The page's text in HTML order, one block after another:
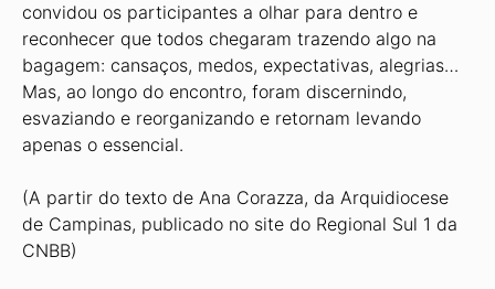
convidou os participantes a olhar para dentro e
reconhecer que todos chegaram trazendo algo na
bagagem: cansaços, medos, expectativas, alegrias…
Mas, ao longo do encontro, foram discernindo,
esvaziando e reorganizando e retornam levando
apenas o essencial.
(A partir do texto de Ana Corazza, da Arquidiocese
de Campinas, publicado no site do Regional Sul 1 da
CNBB)